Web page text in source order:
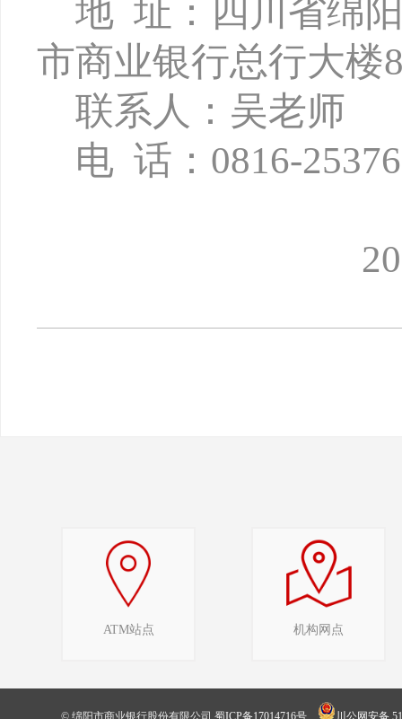
地 址：四川省绵
市商业银行总行大楼
联系人：吴老师
电 话： 0816-
ATM站点 机构网点
© 绵阳市商业银行股份有限公司 蜀ICP备17014716号
川公网安备